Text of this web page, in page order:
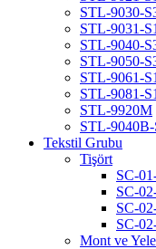
STL-9030-
STL-9031-
STL-9040-
STL-9050-
STL-9061-
STL-9081-
STL-9920M
STL-9040B-
Tekstil Grubu
Tişört
SC-
SC-
SC-
SC-
Mont ve